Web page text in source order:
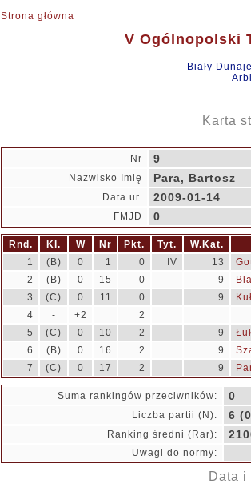
Strona główna
V Ogólnopolski
Biały
Karta
Nr 9
Nazwisko Imię Para, Bartosz
Data ur. 2009-01-14
FMJD 0
Rnd. Kl. W Nr Pkt. Tyt.
W.Kat.
1
(B) 0 1 0 IV 13
2
(B) 0 15 0 9
3
(C) 0 11 0 9
4
- +2
2
5
(C) 0 10 2 9
6
(B) 0 16 2 9
7
(C) 0 17 2 9
Suma rankingów przeciwników: 0
Liczba partii (N): 6
Ranking średni (Rar):
Uwagi do normy:
Data